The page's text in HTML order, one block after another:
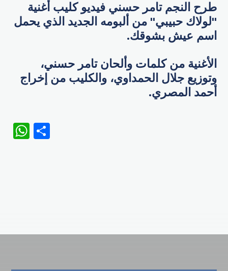
طرح النجم تامر حسني فيديو كليب أغنية
"لولاك حبيبي" من ألبومه الجديد الذي يحمل
اسم عيش بشوقك.
الأغنية من كلمات وألحان تامر حسني،
وتوزيع جلال الحمداوي​، والكليب من إخراج
أحمد المصري.
WhatsApp